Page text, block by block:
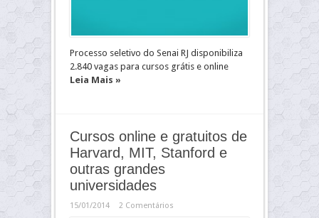
Processo seletivo do Senai RJ disponibiliza
2.840 vagas para cursos grátis e online
Leia Mais »
Cursos online e gratuitos de
Harvard, MIT, Stanford e
outras grandes
universidades
15/01/2014 2 Comentários